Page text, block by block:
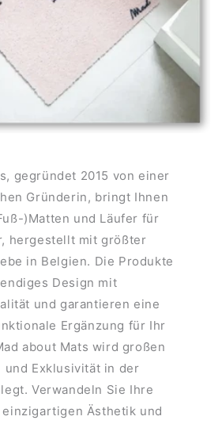
gegründet 2015 von einer
Gründerin, bringt Ihnen
)Matten und Läufer für
hergestellt mit größter
in Belgien. Die Produkte
Design mit
und garantieren eine
Ergänzung für Ihr
about Mats wird großen
und Exklusivität in der
Verwandeln Sie Ihre
einzigartigen Ästhetik und